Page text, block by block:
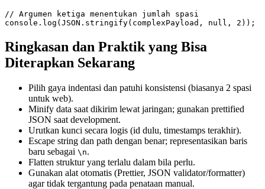
// Argumen ketiga menentukan jumlah spasi
Ringkasan dan Praktik yang Bisa
Diterapkan Sekarang
Pilih gaya indentasi dan patuhi konsistensi (biasanya 2 spasi
untuk web).
Minify data saat dikirim lewat jaringan; gunakan prettified
JSON saat development.
Urutkan kunci secara logis (id dulu, timestamps terakhir).
Escape string dan path dengan benar; representasikan baris
baru sebagai \n.
Flatten struktur yang terlalu dalam bila perlu.
Gunakan alat otomatis (Prettier, JSON validator/formatter)
agar tidak tergantung pada penataan manual.